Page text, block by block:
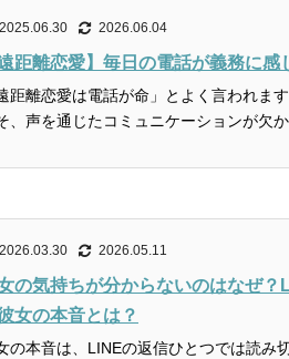
2025.06.30 2026.06.04
遠距離恋愛】毎日の電話が義務に
遠距離恋愛は電話が命」とよく言われま
、声を通じたコミュニケーションが欠
2026.03.30 2026.05.11
の気持ちが分からないのはなぜ
女の本音とは？
の本音は、LINEの返信ひとつでは読み